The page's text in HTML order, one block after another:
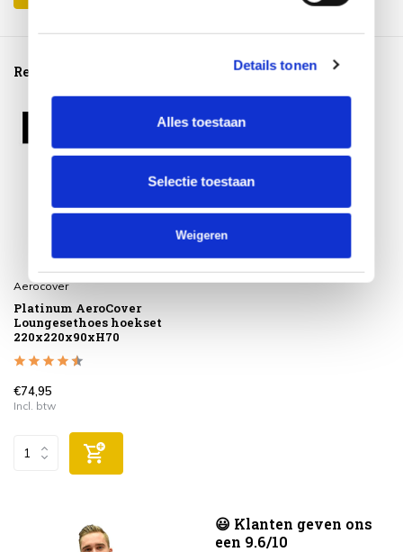
Details tonen
Alles toestaan
Selectie toestaan
Weigeren
Reeds bekeken
Aerocover
Platinum AeroCover
Loungesethoes hoekset
220x220x90xH70
€74,95
Incl. btw
😃 Klanten geven ons
een 9.6/10